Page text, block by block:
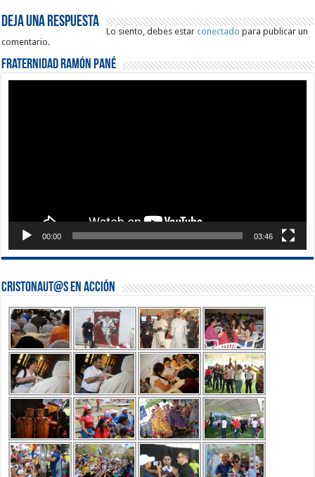
Deja una respuesta
Lo siento, debes estarconectado para publicar un
comentario.
Fraternidad Ramón Pané
00:00 03:46
Cristonaut@s en Acción